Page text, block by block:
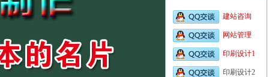
建站咨询
网站管理
印刷设计1
印刷设计2